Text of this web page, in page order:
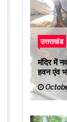
उत्तराखंड
मंदिर में
हवन एंव